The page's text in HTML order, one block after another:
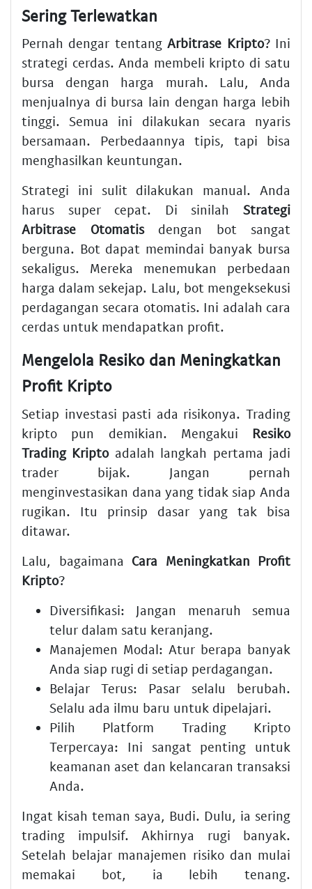
Sering Terlewatkan
Pernah dengar tentangArbitrase Kripto? Ini
strategi cerdas. Anda membeli kripto di satu
bursa dengan harga murah. Lalu, Anda
menjualnya di bursa lain dengan harga lebih
tinggi. Semua ini dilakukan secara nyaris
bersamaan. Perbedaannya tipis, tapi bisa
menghasilkan keuntungan.
Strategi ini sulit dilakukan manual. Anda
harus super cepat. Di sinilah Strategi
Arbitrase Otomatisdengan bot sangat
berguna. Bot dapat memindai banyak bursa
sekaligus. Mereka menemukan perbedaan
harga dalam sekejap. Lalu, bot mengeksekusi
perdagangan secara otomatis. Ini adalah cara
cerdas untuk mendapatkan profit.
Mengelola Resiko dan Meningkatkan
Profit Kripto
Setiap investasi pasti ada risikonya. Trading
kripto pun demikian. Mengakui Resiko
Trading Kriptoadalah langkah pertama jadi
trader bijak. Jangan pernah
menginvestasikan dana yang tidak siap Anda
rugikan. Itu prinsip dasar yang tak bisa
ditawar.
Lalu, bagaimana Cara Meningkatkan Profit
Kripto?
Diversifikasi: Jangan menaruh semua
telur dalam satu keranjang.
Manajemen Modal: Atur berapa banyak
Anda siap rugi di setiap perdagangan.
Belajar Terus: Pasar selalu berubah.
Selalu ada ilmu baru untuk dipelajari.
Pilih Platform Trading Kripto
Terpercaya: Ini sangat penting untuk
keamanan aset dan kelancaran transaksi
Anda.
Ingat kisah teman saya, Budi. Dulu, ia sering
trading impulsif. Akhirnya rugi banyak.
Setelah belajar manajemen risiko dan mulai
memakai bot, ia lebih tenang.